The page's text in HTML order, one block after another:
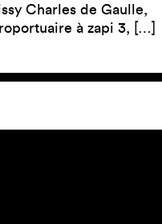
Charles de Gaulle,
à zapi 3, […]